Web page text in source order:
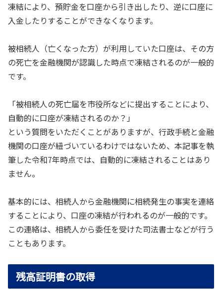
凍結により、預貯金を口座から引き出したり、逆に口座に
入金したりすることができなくなります。
被相続人（亡くなった方）が利用していた口座は、その方
の死亡を金融機関が認識した時点で凍結されるのが一般的
です。
「被相続人の死亡届を市役所などに提出することにより、
自動的に口座が凍結されるのか？」
という質問をいただくことがありますが、行政手続と金融
機関の口座が紐づいているわけではないため、本記事を執
筆した令和7年時点では、自動的に凍結されることはあり
ません。
基本的には、相続人から金融機関に相続発生の事実を連絡
することにより、口座の凍結が行われるのが一般的です。
この連絡は、相続人から委任を受けた司法書士などが行う
こともあります。
残高証明書の取得